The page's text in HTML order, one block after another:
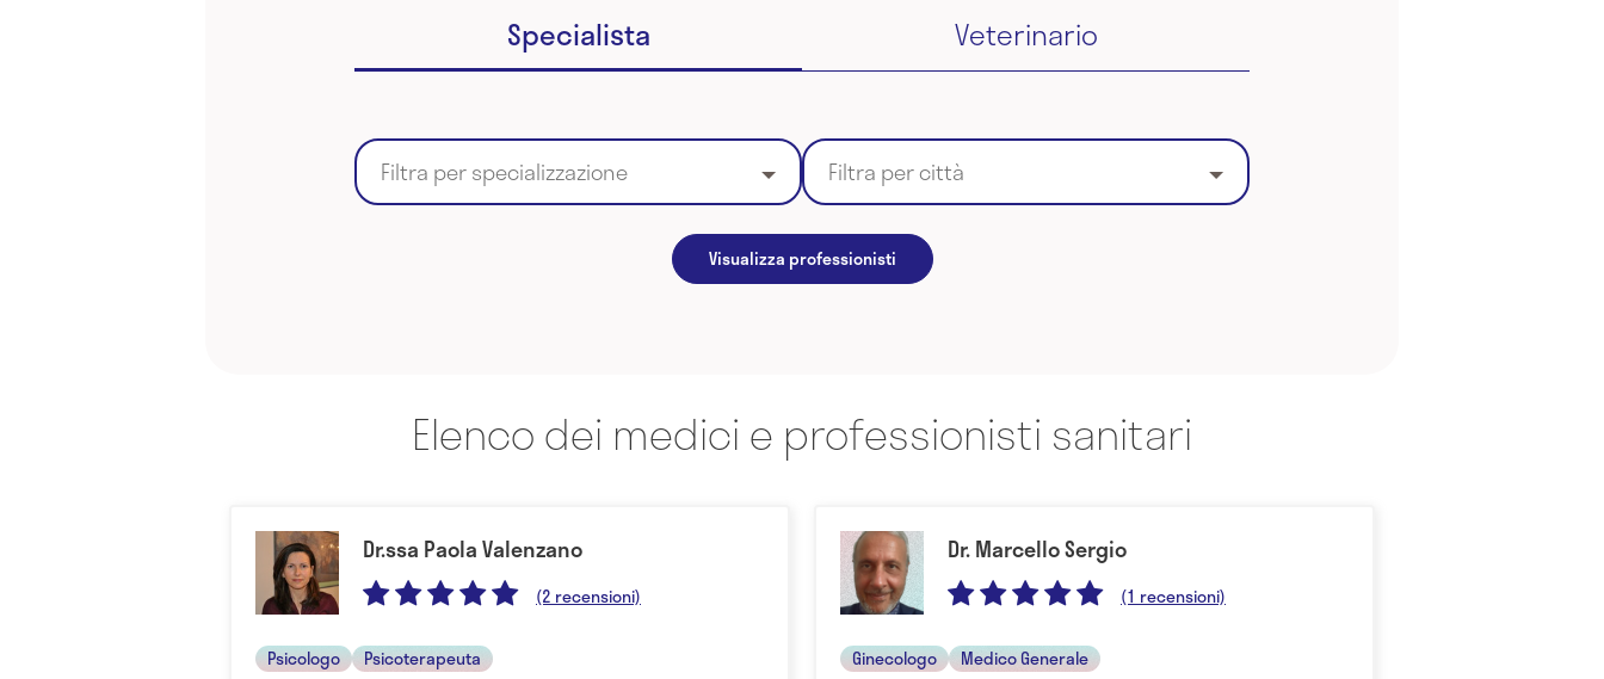
Specialista Veterinario
Filtra per specializzazione Filtra per città
Visualizza professionisti
Elenco dei medici e professionisti sanitari
Dr.ssa Paola Valenzano
(2 recensioni)
Psicologo Psicoterapeuta
Dr. Marcello Sergio
(1 recensioni)
Ginecologo Medico Generale